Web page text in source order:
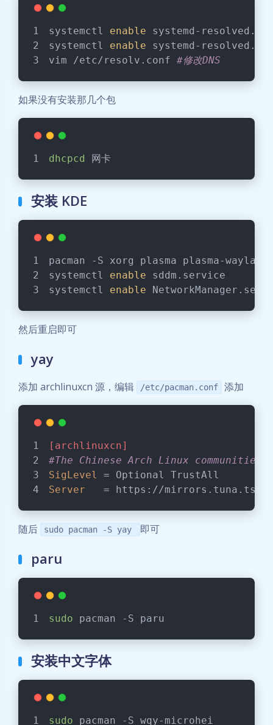
systemctl enable systemd-
systemctl enable systemd-
vim /etc/resolv.conf #修改DNS
如果没有安装那几个包
dhcpcd 网卡
安装 KDE
pacman -S xorg plasma plasma-
systemctl enable sddm.service
systemctl enable
然后重启即可
yay
添加 archlinuxcn 源，编辑 /etc/pacman.conf 添加
[archlinuxcn]
#The Chinese Arch Linux communities
SigLevel
= Optional TrustAll
Server
= https://
随后 sudo pacman -S yay 即可
paru
sudo pacman -S paru
安装中文字体
sudo pacman -S wqy-microhei